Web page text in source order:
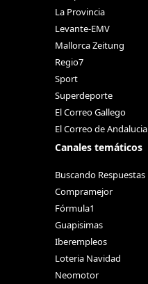
La Provincia
Levante-EMV
Mallorca Zeitung
Regio7
Sport
Superdeporte
El Correo Gallego
El Correo de Andalucia
Canales temáticos
Buscando Respuestas
Compramejor
Fórmula1
Guapisimas
Iberempleos
Loteria Navidad
Neomotor